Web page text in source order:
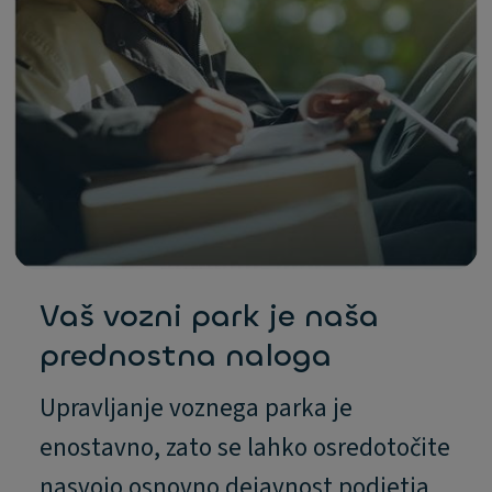
Vaš vozni park je naša
prednostna naloga
Upravljanje voznega parka je
enostavno, zato se lahko osredotočite